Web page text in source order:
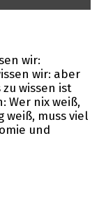
wir:
wir: aber
wissen ist
Wer nix weiß,
weiß, muss viel
und